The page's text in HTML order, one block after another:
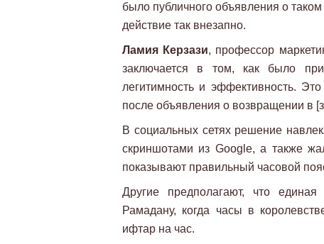
было публичного объявления о
действие так внезапно.
Ламия Керзази, профессор
заключается в том, как было
легитимность и эффективность.
после объявления о возвращении в
В социальных сетях решение
скриншотами из Google, а также
показывают правильный часовой
Другие предполагают, что
Рамадану, когда часы в
ифтар на час.